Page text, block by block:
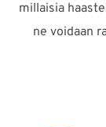
millaisia
ne voidaan